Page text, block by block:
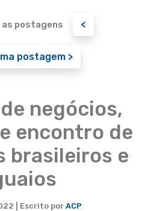
postagens <
postagem >
negócios,
encontro de
brasileiros e
| Escrito porACP